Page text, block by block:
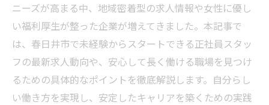
ニーズが高まる中、地域密着型の求人情報や女性に優し
い福利厚生が整った企業が増えてきました。本記事で
は、春日井市で未経験からスタートできる正社員スタッ
フの最新求人動向や、安心して長く働ける職場を見つけ
るための具体的なポイントを徹底解説します。自分らし
い働き方を実現し、安定したキャリアを築くための実践